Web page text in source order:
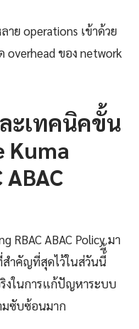
าย operations เข้าด้วย
ของ network
ะเทคนิคขั้น
Kuma
RBAC ABAC Policy มา
สำคัญที่สุดไว้ในส่วันนี้ี้
งในการแก้ปัญหาระบบ
มซับซ้อนมาก